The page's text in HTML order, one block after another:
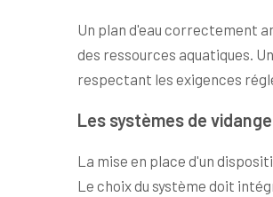
Un plan d'eau correctement
des ressources aquatiques.
respectant les exigences
Les systèmes de
La mise en place d'un
Le choix du système doit